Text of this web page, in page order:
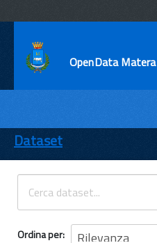
OpenData Matera
ENTI
TEMI
INFORMAZIONI
Dataset
Ordina per